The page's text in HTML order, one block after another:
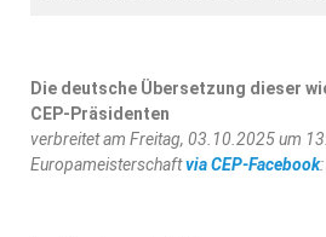
Die deutsche Übersetzung dieser
CEP-Präsidenten
verbreitet am Freitag, 03.10.2025 um
Europameisterschaftvia CEP-Facebook: